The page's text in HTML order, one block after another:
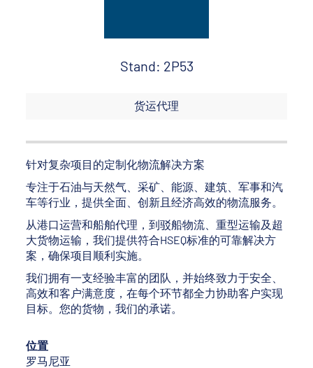
Stand: 2P53
货运代理
针对复杂项目的定制化物流解决方案
专注于石油与天然气、采矿、能源、建筑、军事和汽
车等行业，提供全面、创新且经济高效的物流服务。
从港口运营和船舶代理，到驳船物流、重型运输及超
大货物运输，我们提供符合HSEQ标准的可靠解决方
案，确保项目顺利实施。
我们拥有一支经验丰富的团队，并始终致力于安全、
高效和客户满意度，在每个环节都全力协助客户实现
目标。您的货物，我们的承诺。
位置
罗马尼亚